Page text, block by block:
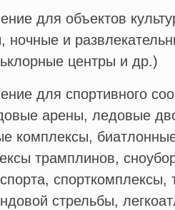
для объектов
ночные и
центры и др.)
для спортивного
арены, ледовые
комплексы,
трамплинов,
стрельбы,